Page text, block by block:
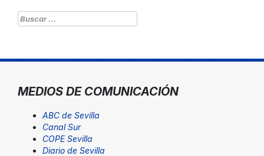
Buscar:
MEDIOS DE COMUNICACIÓN
ABC de Sevilla
Canal Sur
COPE Sevilla
Diario de Sevilla